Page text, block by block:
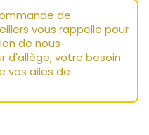
de
vous rappelle pour
de nous
d'allège, votre besoin
vos ailes de